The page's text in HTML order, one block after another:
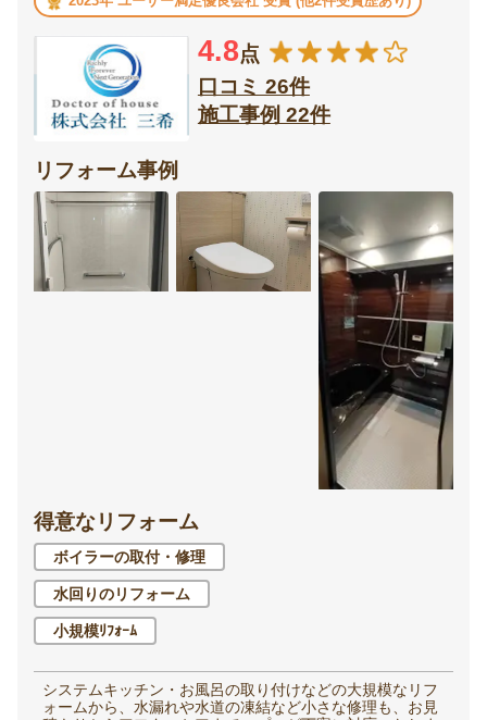
4.8点
口コミ 26件
施工事例 22件
リフォーム事例
得意なリフォーム
ボイラーの取付・修理
水回りのリフォーム
小規模ﾘﾌｫｰﾑ
システムキッチン・お風呂の取り付けなどの大規模なリフ
ォームから、水漏れや水道の凍結など小さな修理も、お見